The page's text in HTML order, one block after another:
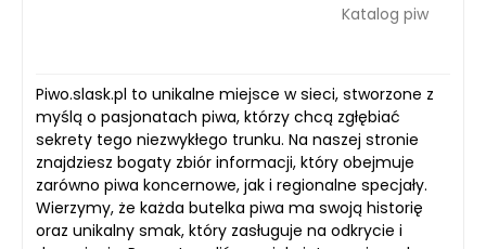
Katalog piw
Piwo.slask.pl to unikalne miejsce w sieci, stworzone z
myślą o pasjonatach piwa, którzy chcą zgłębiać
sekrety tego niezwykłego trunku. Na naszej stronie
znajdziesz bogaty zbiór informacji, który obejmuje
zarówno piwa koncernowe, jak i regionalne specjały.
Wierzymy, że każda butelka piwa ma swoją historię
oraz unikalny smak, który zasługuje na odkrycie i